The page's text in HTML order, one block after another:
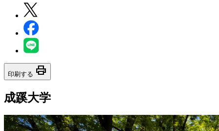
印刷する print
成蹊大学